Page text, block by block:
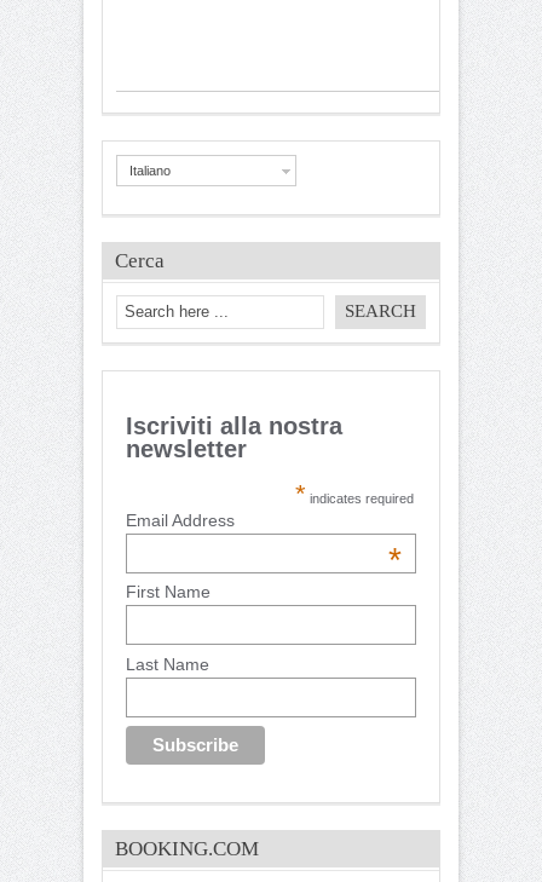
Italiano
Cerca
Iscriviti alla nostra
newsletter
* indicates required
Email Address
*
First Name
Last Name
BOOKING.COM